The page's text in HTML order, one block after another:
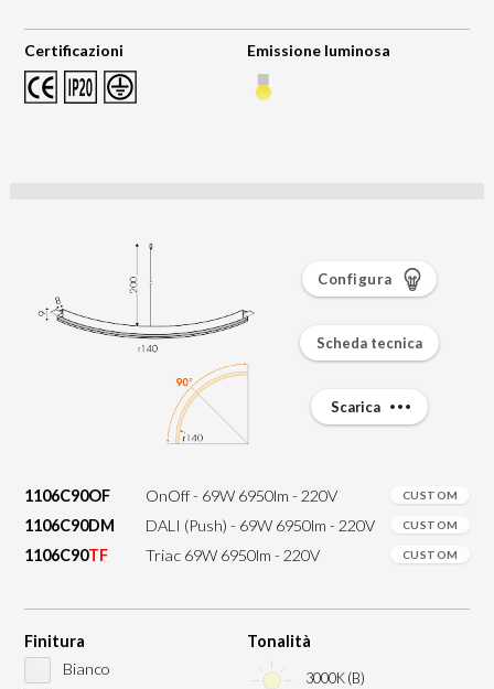
Certificazioni Emissione luminosa
1106C90OF OnOff - 69W 6950lm - 220V CUSTOM
1106C90DM DALI (Push) - 69W 6950lm - 220V CUSTOM
1106C90TF Triac 69W 6950lm - 220V CUSTOM
Finitura
Bianco
Tonalità
3000K (B)
Configura
Scheda tecnica
Scarica